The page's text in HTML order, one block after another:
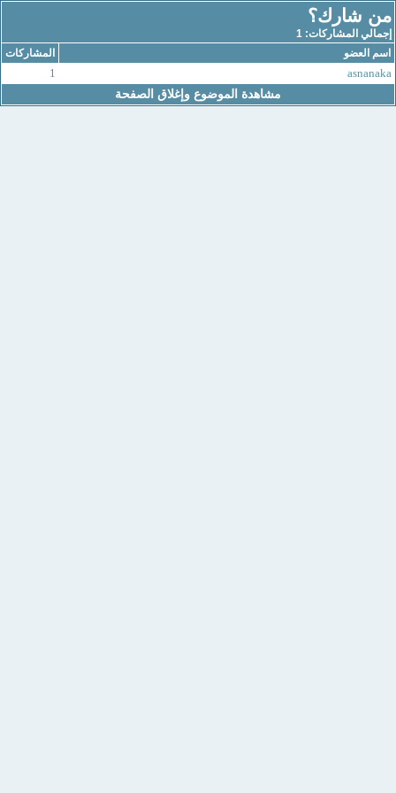
من شارك؟
إجمالي المشاركات: 1
اسم العضو
المشاركات
asnanaka
1
مشاهدة الموضوع وإغلاق الصفحة